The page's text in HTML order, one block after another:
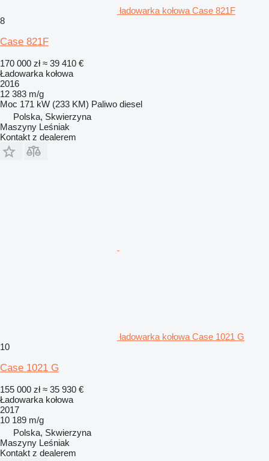
ładowarka kołowa Case 821F
8
Case 821F
170 000 zł ≈ 39 410 €
Ładowarka kołowa
2016
12 383 m/g
Moc 171 kW (233 KM) Paliwo diesel
Polska, Skwierzyna
Maszyny Leśniak
Kontakt z dealerem
ładowarka kołowa Case 1021 G
10
Case 1021 G
155 000 zł ≈ 35 930 €
Ładowarka kołowa
2017
10 189 m/g
Polska, Skwierzyna
Maszyny Leśniak
Kontakt z dealerem